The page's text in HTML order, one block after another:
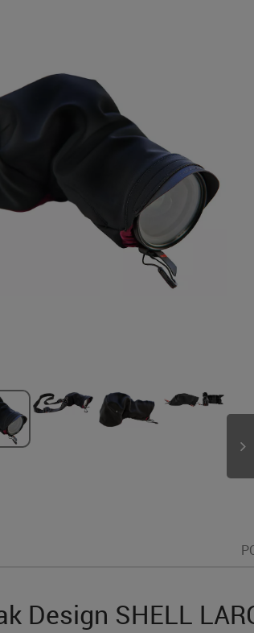
Design SHELL